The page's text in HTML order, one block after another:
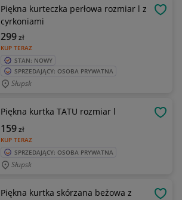
Piękna kurteczka perłowa rozmiar l z
cyrkoniami
KUP TERAZ
299zł
STAN: NOWY
SPRZEDAJĄCY: OSOBA PRYWATNA
Słupsk
Piękna kurtka TATU rozmiar l
KUP TERAZ
159zł
SPRZEDAJĄCY: OSOBA PRYWATNA
Słupsk
Piękna kurtka skórzana beżowa z